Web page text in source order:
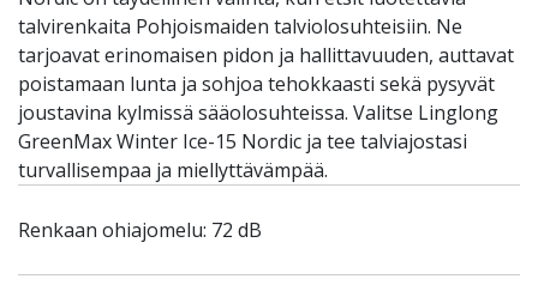
talvirenkaita Pohjoismaiden talviolosuhteisiin. Ne
tarjoavat erinomaisen pidon ja hallittavuuden, auttavat
poistamaan lunta ja sohjoa tehokkaasti sekä pysyvät
joustavina kylmissä sääolosuhteissa. Valitse Linglong
GreenMax Winter Ice-15 Nordic ja tee talviajostasi
turvallisempaa ja miellyttävämpää.
Renkaan ohiajomelu: 72 dB